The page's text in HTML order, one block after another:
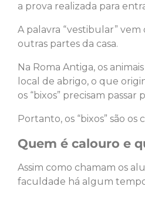
a prova realizada para
A palavra “vestibular”
outras partes da casa.
Na Roma Antiga, os
local de abrigo, o que
os “bixos” precisam
Portanto, os “bixos” são
Quem é calouro e
Assim como chamam os
faculdade há algum